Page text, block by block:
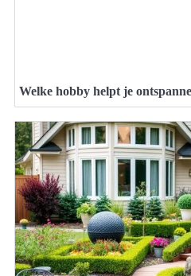
Welke hobby helpt je